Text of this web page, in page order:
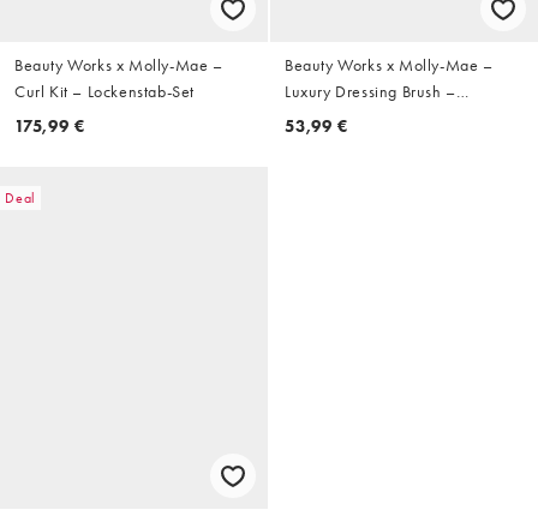
Beauty Works x Molly-Mae –
Curl Kit – Lockenstab-Set
175,99 €
Beauty Works x Molly-Mae –
Luxury Dressing Brush –
Haarbürste
53,99 €
Deal